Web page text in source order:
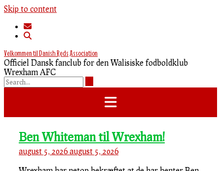
Skip to content
Velkommen til Danish Reds Association
Officiel Dansk fanclub for den Walisiske fodboldklub
Wrexham AFC
Ben Whiteman til Wrexham!
august 5, 2026august 5, 2026